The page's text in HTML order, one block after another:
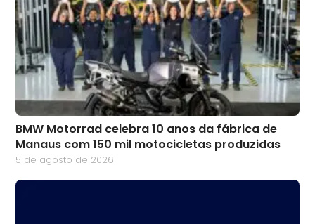
BMW Motorrad celebra 10 anos da fábrica de
Manaus com 150 mil motocicletas produzidas
5 de agosto de 2026